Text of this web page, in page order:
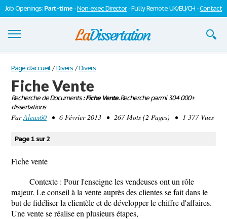
Job Openings:Part-time -Non-exec Director- Fully Remote UK/EU/CH -Contact
Dissertations
S'inscrire
Se connecter
Page d'accueil / Divers / Divers
Fiche Vente
Recherche de Documents: Fiche Vente.Recherche parmi 304 000+
dissertations
ParAleax60 • 6 Février 2013 • 267 Mots (2 Pages) • 1 377 Vues
Page 1 sur 2
Fiche vente
Contexte : Pour l'enseigne les vendeuses ont un rôle
majeur. Le conseil à la vente auprès des clientes se fait dans le
but de fidéliser la clientèle et de développer le chiffre d'affaires.
Une vente se réalise en plusieurs étapes,